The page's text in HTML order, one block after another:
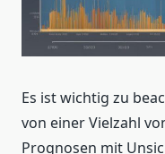
Es ist wichtig zu
von einer Vielzahl
Prognosen mit